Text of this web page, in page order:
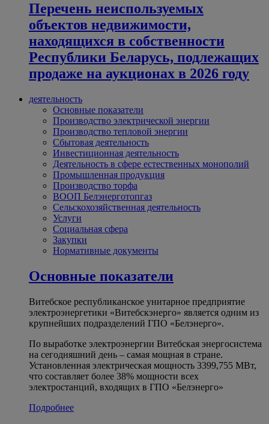
Перечень неиспользуемых
объектов недвижимости,
находящихся в собственности
Республики Беларусь, подлежащих
продаже на аукционах в 2026 году
деятельность
Основные показатели
Производство электрической энергии
Производство тепловой энергии
Сбытовая деятельность
Инвестиционная деятельность
Деятельность в сфере естественных монополий
Промышленная продукция
Производство торфа
ВООП Белэнерготопгаз
Сельскохозяйственная деятельность
Услуги
Социальная сфера
Закупки
Нормативные документы
Основные показатели
Витебское республиканское унитарное предприятие
электроэнергетики «Витебскэнерго» является одним из
крупнейших подразделений ГПО «Белэнерго».
По выработке электроэнергии Витебская энергосистема
на сегодняшний день – самая мощная в стране.
Установленная электрическая мощность 3399,755 МВт,
что составляет более 38% мощности всех
электростанций, входящих в ГПО «Белэнерго»
Подробнее